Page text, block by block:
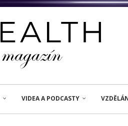
VIDEA A PODCASTY